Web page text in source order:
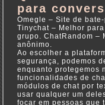
para
Omegle – Site de
Tinychat – Melhor
grupo. ChatRandom –
anônimo.
Ao escolher a
segurança, podemos
enquanto protegemos
funcionalidades de
módulos de chat por
usar qualquer um
focar em pessoas que